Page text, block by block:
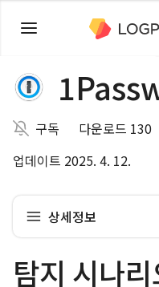
구독
다운로드 130
업데이트 2025. 4. 12.
상세정보
탐지 시나